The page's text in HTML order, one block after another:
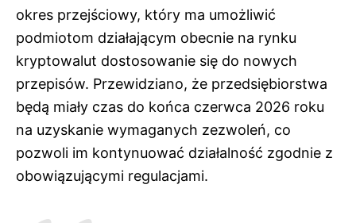
okres przejściowy, który ma umożliwić
podmiotom działającym obecnie na rynku
kryptowalut dostosowanie się do nowych
przepisów. Przewidziano, że przedsiębiorstwa
będą miały czas do końca czerwca 2026 roku
na uzyskanie wymaganych zezwoleń, co
pozwoli im kontynuować działalność zgodnie z
obowiązującymi regulacjami.